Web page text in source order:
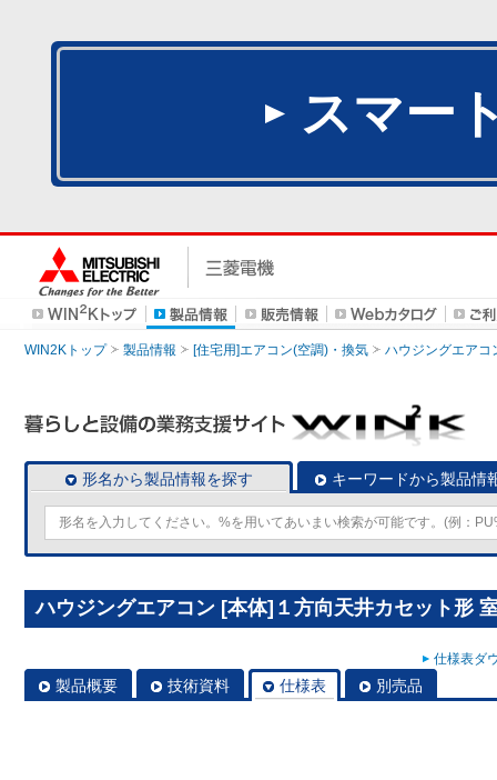
スマー
WIN2Kトップ 製品情報 [住宅用]エアコン(空調)・換気 ハウジングエアコ
形名から製品情報を探す キーワードから製品情
ハウジングエアコン [本体]１方向天井カセット形
仕様表ダ
製品概要 技術資料 仕様表 別売品